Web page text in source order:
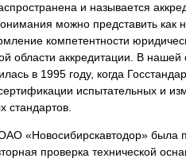
и называется
можно представить как
компетентности
области аккредитации. В нашей
в 1995 году, когда
испытательных и
стандартов.
«Новосибирскавтодор» была
проверка технической